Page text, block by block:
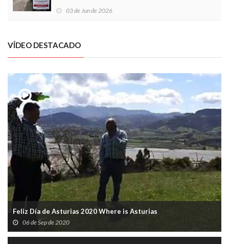
03 de Jun de 2026
VÍDEO DESTACADO
Feliz Día de Asturias 2020 Where is Asturias
06 de Sep de 2020